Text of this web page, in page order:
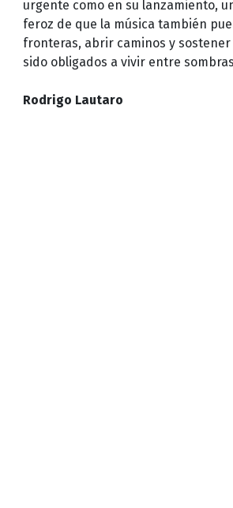
urgente como en su lanzamiento,
feroz de que la música también
fronteras, abrir caminos y
sido obligados a vivir entre
Rodrigo Lautaro